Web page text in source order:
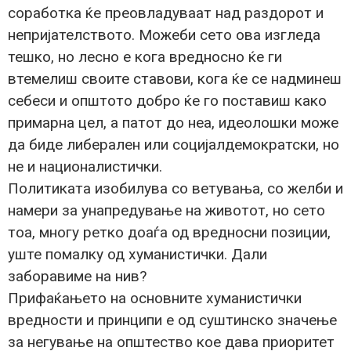
соработка ќе преовладуваат над раздорот и
непријателството. Можеби сето ова изгледа
тешко, но лесно е кога вредносно ќе ги
втемелиш своите ставови, кога ќе се надминеш
себеси и општото добро ќе го поставиш како
примарна цел, а патот до неа, идеолошки може
да биде либерален или социјалдемократски, но
не и националистички.
Политиката изобилува со ветувања, со желби и
намери за унапредување на животот, но сето
тоа, многу ретко доаѓа од вредносни позиции,
уште помалку од хуманистички. Дали
заборавиме на нив?
Прифаќањето на основните хуманистички
вредности и принципи е од суштинско значење
за негување на општество кое дава приоритет